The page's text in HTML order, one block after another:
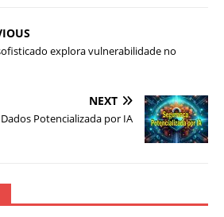
explora vulnerabilidade no
NEXT
Potencializada por IA